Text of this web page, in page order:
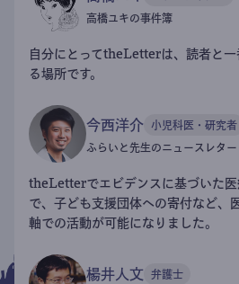
高橋ユキの事件簿
自分にとってtheLetterは、読者と一
る場所です。
今西洋介 小児科医・研究者
ふらいと先生のニュースレター
theLetterでエビデンスに基づいた医
で、子ども支援団体への寄付など、
軸での活動が可能になりました。
楊井人文 弁護士